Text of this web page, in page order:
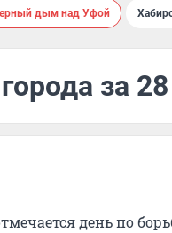
дым над Уфой
за
день по